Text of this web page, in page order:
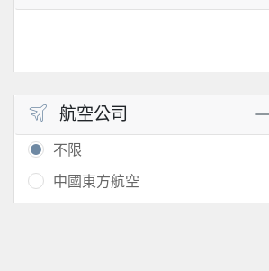
航空公司
不限
中國東方航空